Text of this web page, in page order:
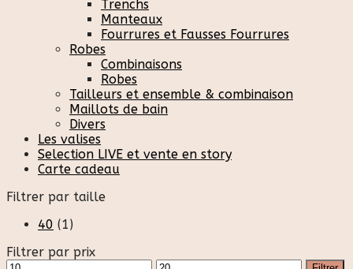
Trenchs
Manteaux
Fourrures et Fausses Fourrures
Robes
Combinaisons
Robes
Tailleurs et ensemble & combinaison
Maillots de bain
Divers
Les valises
Selection LIVE et vente en story
Carte cadeau
Filtrer par taille
40 (1)
Filtrer par prix